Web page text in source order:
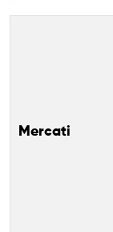
Mercati